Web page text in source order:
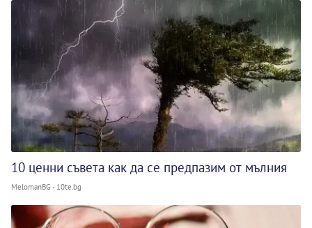
10 ценни съвета как да се предпазим от мълния
MelomanBG - 10te.bg